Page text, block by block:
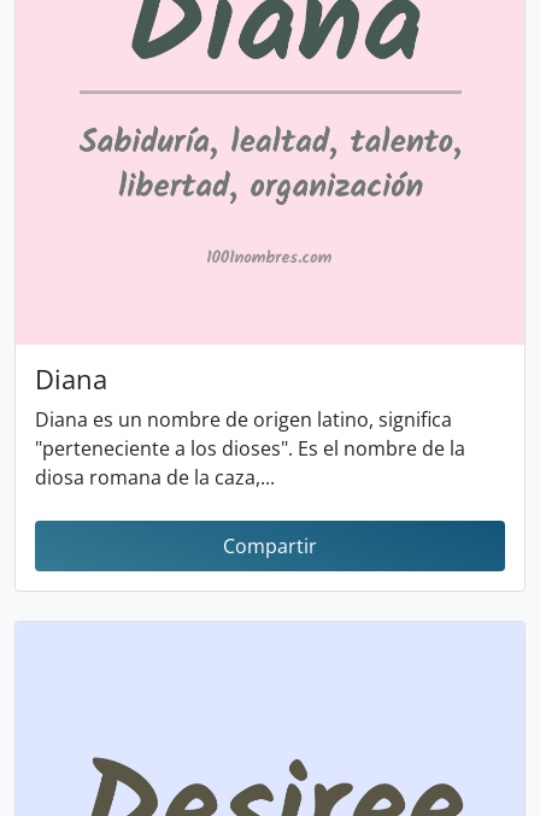
Diana
Diana es un nombre de origen latino, significa
"perteneciente a los dioses". Es el nombre de la
diosa romana de la caza,...
Compartir